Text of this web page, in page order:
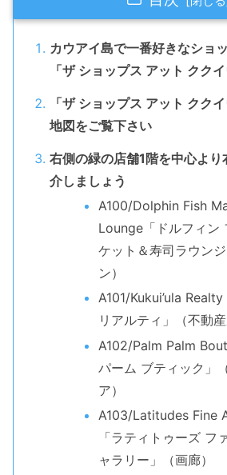
カウアイ島で一番好きなショ
「ザ ショップス アット ククイ
「ザ ショップス アット クク
地図をご覧下さい
右側の緑の店舗1階を中心よ
介しましょう
A100/Dolphin Fish
Lounge「ドルフィン
ケット＆寿司ラウン
ン）
A101/Kukui’ula
リアルティ」（不動産
A102/Palm Palm
パーム ブティック」
ア）
A103/Latitudes Fine
「ラティトゥーズ フ
ャラリー」（画廊）